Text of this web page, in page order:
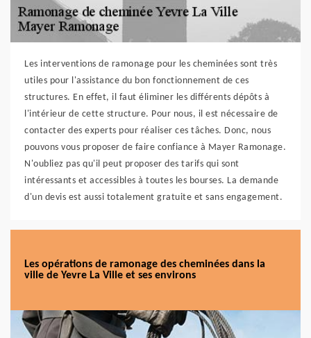
Les interventions de ramonage pour les cheminées sont très
utiles pour l'assistance du bon fonctionnement de ces
structures. En effet, il faut éliminer les différents dépôts à
l'intérieur de cette structure. Pour nous, il est nécessaire de
contacter des experts pour réaliser ces tâches. Donc, nous
pouvons vous proposer de faire confiance à Mayer Ramonage.
N'oubliez pas qu'il peut proposer des tarifs qui sont
intéressants et accessibles à toutes les bourses. La demande
d'un devis est aussi totalement gratuite et sans engagement.
Les opérations de ramonage des cheminées dans la
ville de Yevre La Ville et ses environs